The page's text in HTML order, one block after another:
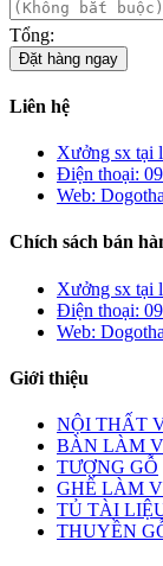
Tổng:
Đặt hàng ngay
Liên hệ
Xưởng sx tại
Điện thoại:
Web:
Chích sách bán
Xưởng sx tại
Điện thoại:
Web:
Giới thiệu
NỘI THẤT
BÀN LÀM
TƯỢNG GỖ
GHẾ LÀM
TỦ TÀI
THUYỀN